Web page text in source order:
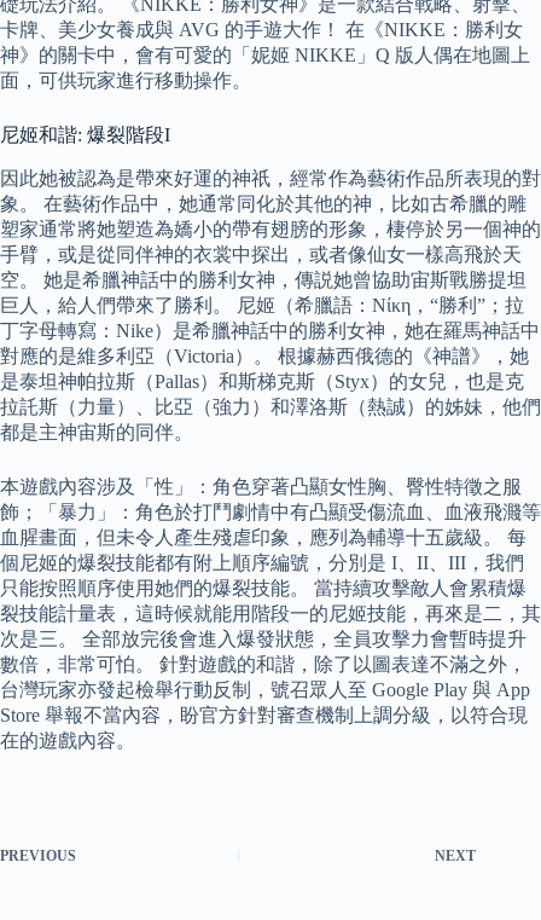
礎玩法介紹。 《NIKKE：勝利女神》是一款結合戰略、射擊、
卡牌、美少女養成與 AVG 的手遊大作！ 在《NIKKE：勝利女
神》的關卡中，會有可愛的「妮姬 NIKKE」Q 版人偶在地圖上
面，可供玩家進行移動操作。
尼姬和諧: 爆裂階段I
因此她被認為是帶來好運的神祇，經常作為藝術作品所表現的對
象。 在藝術作品中，她通常同化於其他的神，比如古希臘的雕
塑家通常將她塑造為嬌小的帶有翅膀的形象，棲停於另一個神的
手臂，或是從同伴神的衣裳中探出，或者像仙女一樣高飛於天
空。 她是希臘神話中的勝利女神，傳説她曾協助宙斯戰勝提坦
巨人，給人們帶來了勝利。 尼姬（希臘語：Νίκη，“勝利”；拉
丁字母轉寫：Nike）是希臘神話中的勝利女神，她在羅馬神話中
對應的是維多利亞（Victoria）。 根據赫西俄德的《神譜》，她
是泰坦神帕拉斯（Pallas）和斯梯克斯（Styx）的女兒，也是克
拉託斯（力量）、比亞（強力）和澤洛斯（熱誠）的姊妹，他們
都是主神宙斯的同伴。
本遊戲內容涉及「性」：角色穿著凸顯女性胸、臀性特徵之服
飾；「暴力」：角色於打鬥劇情中有凸顯受傷流血、血液飛濺等
血腥畫面，但未令人產生殘虐印象，應列為輔導十五歲級。 每
個尼姬的爆裂技能都有附上順序編號，分別是 I、II、III，我們
只能按照順序使用她們的爆裂技能。 當持續攻擊敵人會累積爆
裂技能計量表，這時候就能用階段一的尼姬技能，再來是二，其
次是三。 全部放完後會進入爆發狀態，全員攻擊力會暫時提升
數倍，非常可怕。 針對遊戲的和諧，除了以圖表達不滿之外，
台灣玩家亦發起檢舉行動反制，號召眾人至 Google Play 與 App
Store 舉報不當內容，盼官方針對審查機制上調分級，以符合現
在的遊戲內容。
PREVIOUS NEXT